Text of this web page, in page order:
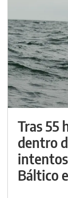
Tras 55
dentro
Báltico